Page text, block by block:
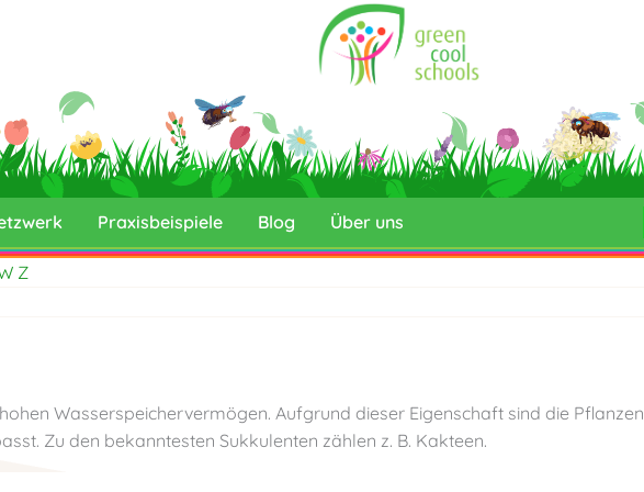
Praxisbeispiele Blog Über uns
Z
Wasserspeichervermögen. Aufgrund dieser Eigenschaft sind die Pflanzen
Zu den bekanntesten Sukkulenten zählen z. B. Kakteen.